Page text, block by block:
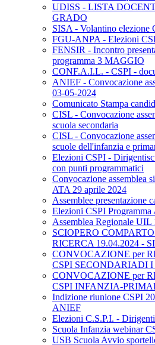
UDISS - LISTA
GRADO
SISA - Volantino elezione
FGU-ANPA - Elezioni
FENSIR - Incontro
programma 3 MAGGIO
CONF.A.I.L. - CSPI -
ANIEF - Convocazione
03-05-2024
Comunicato Stampa
CISL - Convocazione
scuola secondaria
CISL - Convocazione
scuole dell'infanzia e
Elezioni CSPI -
con punti programmatici
Convocazione assemblea
ATA 29 aprile 2024
Assemblee presentazione
Elezioni CSPI Programma
Assemblea Regionale UIL
SCIOPERO
RICERCA 19.04.2024 -
CONVOCAZIONE per
CSPI SECONDARIADI
CONVOCAZIONE per
CSPI INFANZIA-
Indizione riunione CSPI
ANIEF
Elezioni C.S.P.I. - Dirigenti
Scuola Infanzia webinar
USB Scuola Avvio